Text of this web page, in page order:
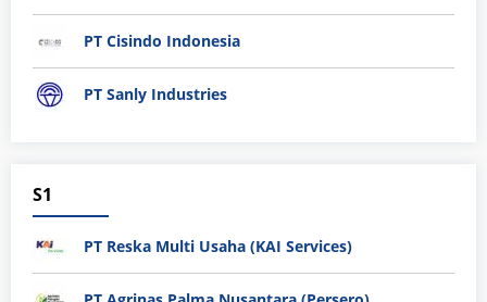
PT Cisindo Indonesia
PT Sanly Industries
S1
PT Reska Multi Usaha (KAI Services)